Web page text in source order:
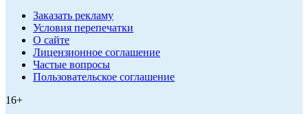
Заказать рекламу
Условия перепечатки
О сайте
Лицензионное соглашение
Частые вопросы
Пользовательское соглашение
16+